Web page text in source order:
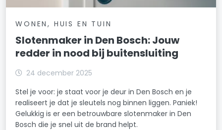
WONEN, HUIS EN TUIN
Slotenmaker in Den Bosch: Jouw
redder in nood bij buitensluiting
24 december 2025
Stel je voor: je staat voor je deur in Den Bosch en je
realiseert je dat je sleutels nog binnen liggen. Paniek!
Gelukkig is er een betrouwbare slotenmaker in Den
Bosch die je snel uit de brand helpt.